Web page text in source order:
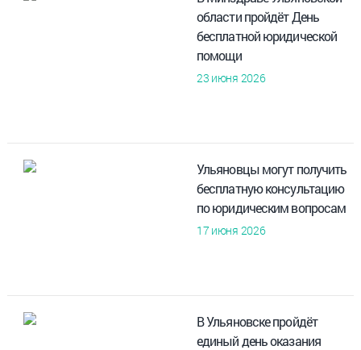
области пройдёт День
бесплатной юридической
помощи
23 июня 2026
Ульяновцы могут получить
бесплатную консультацию
по юридическим вопросам
17 июня 2026
В Ульяновске пройдёт
единый день оказания